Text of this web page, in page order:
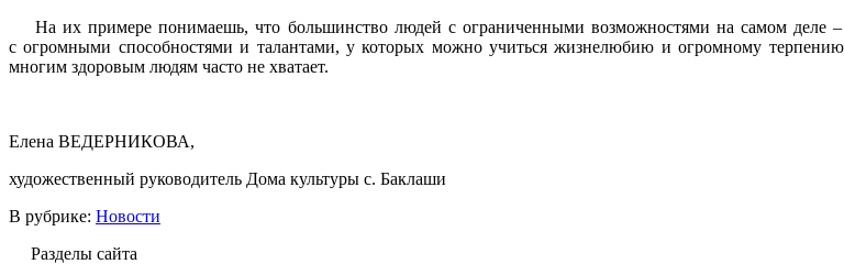
На их примере понимаешь, что большинство людей с ограниченными возможностями на самом деле
с огромными способностями и талантами, у которых можно учиться жизнелюбию и огромному
многим здоровым людям часто не хватает.
Елена ВЕДЕРНИКОВА,
художественный руководитель Дома культуры с. Баклаши
В рубрике: Новости
Разделы сайта